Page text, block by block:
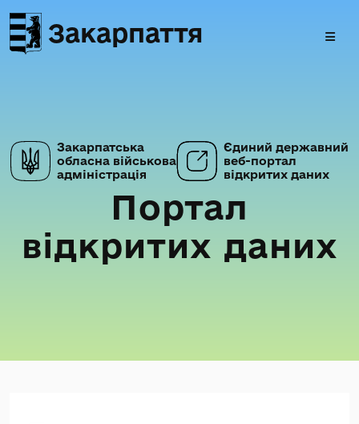
Закарпаття
Закарпатська
обласна військова
адміністрація
Єдиний державний
веб-портал
відкритих даних
Портал
відкритих даних